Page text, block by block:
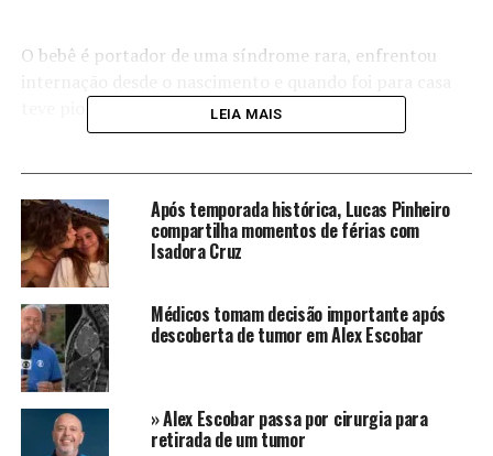
O bebê é portador de uma síndrome rara, enfrentou
O caçula do cantor e compositor Zé Vaqueiro havia
recebido alta ontem. A mãe, Ingra Soares chegou a
compartilhar em um vídeo para seu perfil nas redes
sociais, a felicidade de levar o filho para casa nos braços
após meses internado no hospital.
Mas infelizmente o pequeno Arthur teve de voltar para
o hospital após uma parada cardíaca. A notícia foi dada
pela própria Ingra nas redes sociais lamentando o
LEIA MAIS
Após temporada histórica, Lucas Pinheiro
compartilha momentos de férias com
Isadora Cruz
Médicos tomam decisão importante após
descoberta de tumor em Alex Escobar
» Alex Escobar passa por cirurgia para
retirada de um tumor